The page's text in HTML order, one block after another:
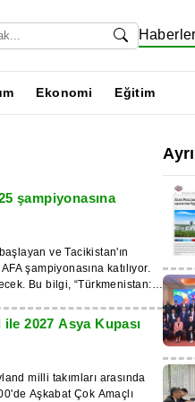
Haberler
Ekonomi Eğitim
şampiyonasına
ve Tacikistan'ın
şampiyonasına katılıyor.
Bu bilgi, “Türkmenistan:
oldu. A grubunda ise
Turnuva şu şekilde
devre maçları oynayacak.
madalya için mücadele
beşincilik maçı oynanacak.
baş antrenörlüğünü,
2027 Asya Kupası
milli takımları arasında
Aşkabat Çok Amaçlı